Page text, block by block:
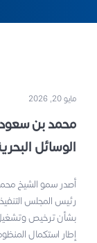
مايو 20, 2026
محمد بن سعود
الوسائل
أصدر سمو الشيخ
بشأن ترخيص وتشغيل
إطار استكمال